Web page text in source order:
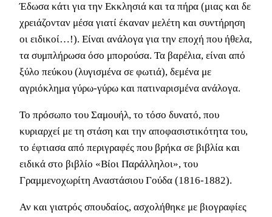
Έδωσα κάτι για την Εκκλησιά και τα πήρα (μιας και δε
χρειάζονταν μέσα γιατί έκαναν μελέτη και συντήρηση
οι ειδικοί…!). Είναι ανάλογα για την εποχή που ήθελα,
τα συμπλήρωσα όσο μπορούσα. Τα βαρέλια, είναι από
ξύλο πεύκου (λυγισμένα σε φωτιά), δεμένα με
αγριόκλημα γύρω-γύρω και πατιναρισμένα ανάλογα.
Το πρόσωπο του Σαμουήλ, το τόσο δυνατό, που
κυριαρχεί με τη στάση και την αποφασιστικότητα του,
το έφτιασα από περιγραφές που βρήκα σε βιβλία και
ειδικά στο βιβλίο «Βίοι Παράλληλοι», του
Γραμμενοχωρίτη Αναστάσιου Γούδα (1816-1882).
Αν και γιατρός σπουδαίος, ασχολήθηκε με βιογραφίες